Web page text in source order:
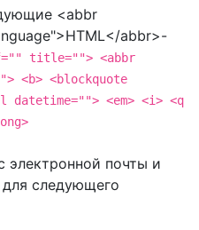
<abbr
abbr>-
title=""> <abbr
<b> <blockquote
datetime=""> <em> <i> <q
электронной почты и
для следующего